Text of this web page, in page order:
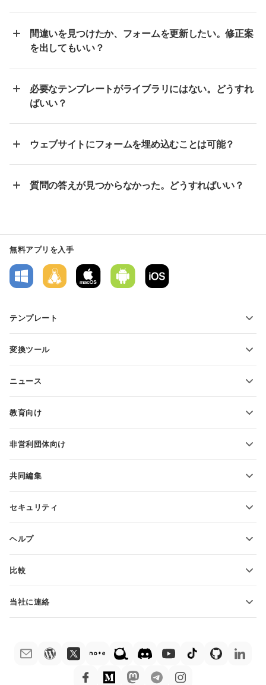
間違いを見つけたか、フォームを更新したい。修正案
を出してもいい？
必要なテンプレートがライブラリにはない。どうすれ
ばいい？
ウェブサイトにフォームを埋め込むことは可能？
質問の答えが見つからなかった。どうすればいい？
無料アプリを入手
テンプレート
テキスト文書テンプレート
変換ツール
スプレッドシートの変換
PDFの変換
ニュース
教育向け
教育関係者向け
非営利団体向け
無料アカウントをリクエスト
共同編集
翻訳者向け
セキュリティ
ヘルプ
ヘルプ・センター
デモ注文
比較
ONLYOFFICE Docs vs Google Docs
ONLYOFFICE Docs vs WPS
ONLYOFFICE Docs vs Adobe Acrobat
当社に連絡
プレスリリースに関する質問press@onlyoffice.com
折返し電話をリクエスト